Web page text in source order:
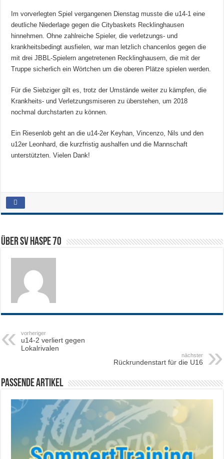
Im vorverlegten Spiel vergangenen Dienstag musste die u14-1 eine
deutliche Niederlage gegen die Citybaskets Recklinghausen
hinnehmen. Ohne zahlreiche Spieler, die verletzungs- und
krankheitsbedingt ausfielen, war man letzlich chancenlos gegen die
mit drei JBBL-Spielern angetretenen Recklinghausern, die mit der
Truppe sicherlich ein Wörtchen um die oberen Plätze spielen werden.
Für die Siebziger gilt es, trotz der Umstände weiter zu kämpfen, die
Krankheits- und Verletzungsmiseren zu überstehen, um 2018
nochmal durchstarten zu können.
Ein Riesenlob geht an die u14-2er Keyhan, Vincenzo, Nils und den
u12er Leonhard, die kurzfristig aushalfen und die Mannschaft
unterstützten. Vielen Dank!
Über SV HASPE 70
vorheriger
u14-2 verliert gegen
Lokalrivalen
nächster
Rückrundenstart für die U16
Passende Artikel